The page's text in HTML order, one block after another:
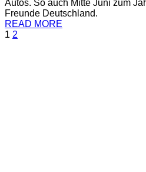
Autos. So auch Mitte Juni zum
Freunde Deutschland.
READ MORE
1 2